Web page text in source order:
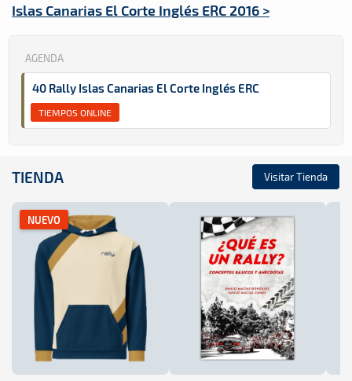
Islas Canarias El Corte Inglés ERC 2016 >
AGENDA
40 Rally Islas Canarias El Corte Inglés ERC
TIEMPOS ONLINE
TIENDA Visitar Tienda
NUEVO